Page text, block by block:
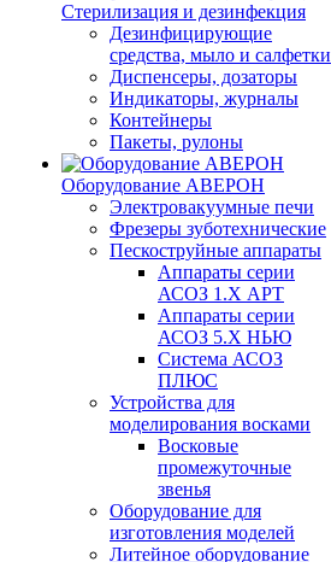
Стерилизация и дезинфекция
Дезинфицирующие
средства, мыло и салфетки
Диспенсеры, дозаторы
Индикаторы, журналы
Контейнеры
Пакеты, рулоны
Оборудование АВЕРОН
Электровакуумные печи
Фрезеры зуботехнические
Пескоструйные аппараты
Аппараты серии
АСОЗ 1.Х АРТ
Аппараты серии
АСОЗ 5.Х НЬЮ
Система АСОЗ
ПЛЮС
Устройства для
моделирования восками
Восковые
промежуточные
звенья
Оборудование для
изготовления моделей
Литейное оборудование